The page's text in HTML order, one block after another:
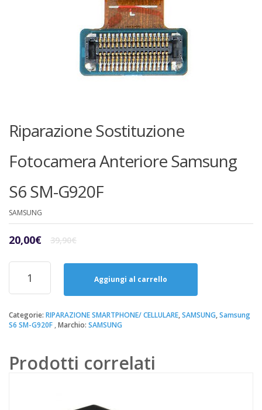
Riparazione Sostituzione
Fotocamera Anteriore Samsung
S6 SM-G920F
SAMSUNG
39,90€Il
originale
39,90€.
20,00€
Il
attuale
20,00€.
Riparazione
Sostituzione
Fotocamera
Samsung
S6
quantità
Aggiungi al carrello
Categorie: RIPARAZIONE SMARTPHONE/ CELLULARE,SAMSUNG,Samsung
S6 SM-G920F Marchio: SAMSUNG
Prodotti correlati